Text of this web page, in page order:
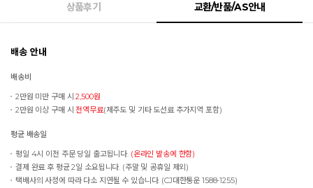
상품후기 교환/반품/AS안내
배송 안내
배송비
2만원 미만 구매 시2,500원
2만원 이상 구매 시전액무료(제주도 및 기타 도선료 추가지역 포함)
평균 배송일
평일 4시 이전 주문 당일 출고됩니다. (온라인 발송에 한함)
결제 완료 후 평균 2일 소요됩니다. (주말 및 공휴일 제외)
택배사의 사정에 따라 다소 지연될 수 있습니다. (CJ대한통운 1588-1255)